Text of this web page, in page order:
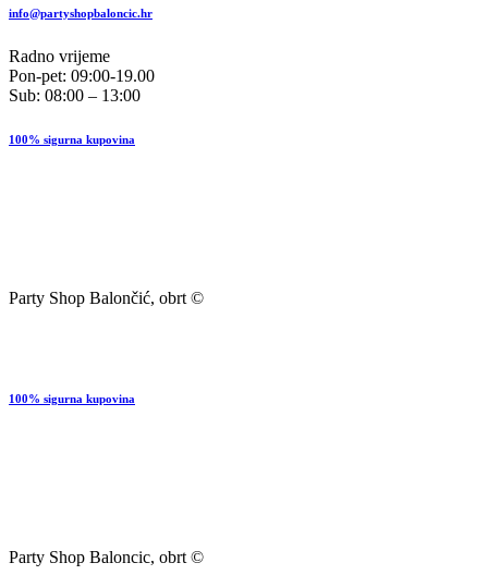
info@partyshopbaloncic.hr
Radno vrijeme
Pon-pet: 09:00-19.00
Sub: 08:00 – 13:00
100% sigurna kupovina
Party Shop Balončić, obrt ©
100% sigurna kupovina
Party Shop Baloncic, obrt ©